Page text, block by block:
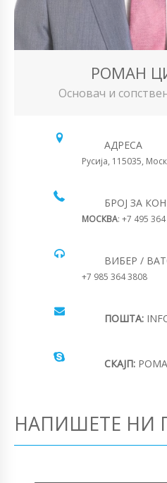
РОМАН
Основач и
АДРЕСА
Русија, 115035,
БРОЈ ЗА
МОСКВА: +7 495
ВИБЕР /
+7 985 364 3808
ПОШТА:
СКАЈП:
НАПИШЕТЕ НИ